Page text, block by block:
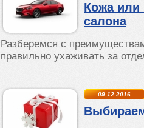
Кожа
салона
Разберемся с
правильно ухаживать за
09.12.2016